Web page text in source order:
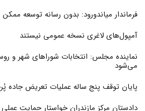
فرماندار میاندورود: بدون رسانه توسعه
آمپول‌های لاغری نسخه عمومی نیستند
نماینده مجلس: انتخابات شوراهای شهر و
می‌شود
پایان توقف پنج ساله عملیات تعریض جاده
دادستان مرکز مازندران خواستار حمایت